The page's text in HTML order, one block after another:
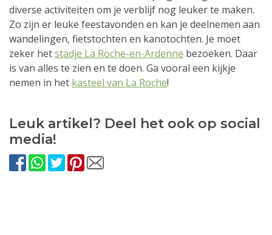
diverse activiteiten om je verblijf nog leuker te maken.
Zo zijn er leuke feestavonden en kan je deelnemen aan
wandelingen, fietstochten en kanotochten. Je moet
zeker hetstadje La Roche-en-Ardenne bezoeken. Daar
is van alles te zien en te doen. Ga vooral een kijkje
nemen in het kasteel van La Roche!
Leuk artikel? Deel het ook op social
media!